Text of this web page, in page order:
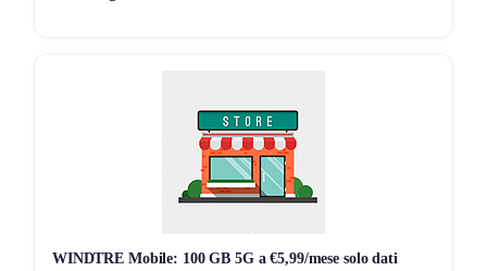
WINDTRE Mobile: 100 GB 5G a €5,99/mese solo dati